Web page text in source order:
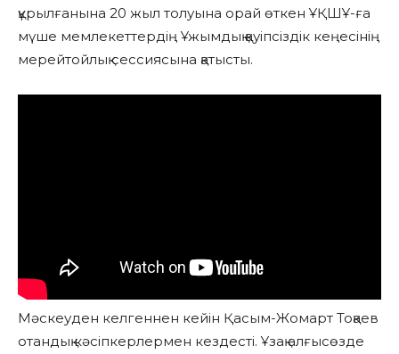
құрылғанына 20 жыл толуына орай өткен ҰҚШҰ-ға
мүше мемлекеттердің Ұжымдық қауіпсіздік кеңесінің
мерейтойлық сессиясына қатысты.
Мәскеуден келгеннен кейін Қасым-Жомарт Тоқаев
отандық кәсіпкерлермен кездесті. Ұзақ алғысөзде